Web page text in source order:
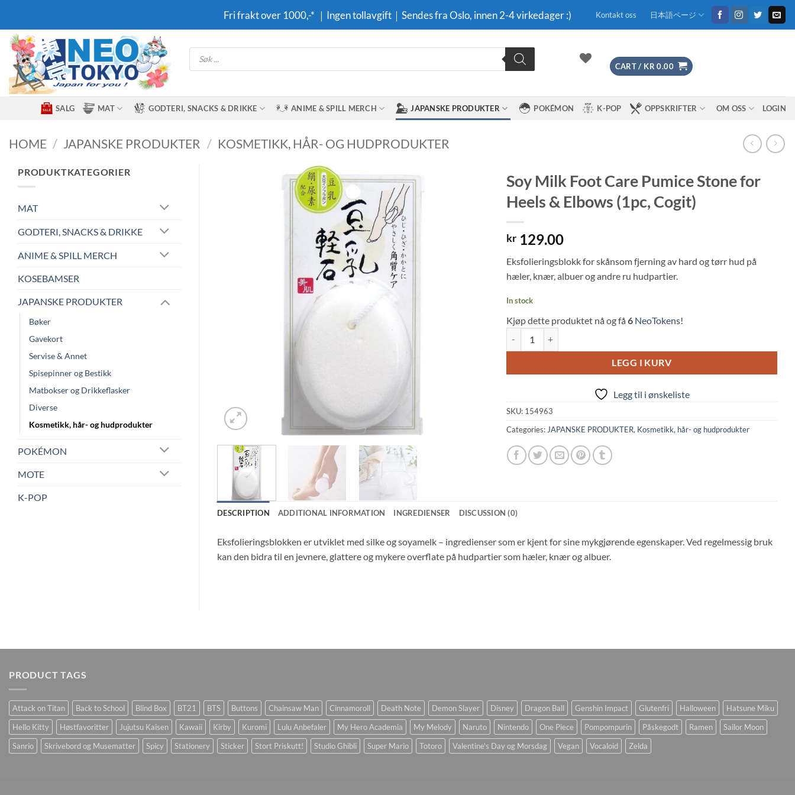
content
Fri frakt over 1000,-* ｜Ingen tollavgift｜Sendes fra Oslo, innen 2-4 virkedager :) Kontakt oss 日本語ページ
Products
search
CART / KR 0.00
SALG MAT GODTERI, SNACKS & DRIKKE ANIME & SPILL MERCH JAPANSKE PRODUKTER POKÉMON K-POP OPPSKRIFTER OM OSS LOGIN
HOME / JAPANSKE PRODUKTER / KOSMETIKK, HÅR- OG HUDPRODUKTER
PRODUKTKATEGORIER
MAT
GODTERI, SNACKS & DRIKKE
ANIME & SPILL MERCH
KOSEBAMSER
JAPANSKE PRODUKTER
Bøker
Gavekort
Servise & Annet
Spisepinner og Bestikk
Matbokser og Drikkeflasker
Diverse
Kosmetikk, hår- og hudprodukter
POKÉMON
MOTE
K-POP
Soy Milk Foot Care Pumice Stone for
Heels & Elbows (1pc, Cogit)
kr129.00
Eksfolieringsblokk for skånsom fjerning av hard og tørr hud på
hæler, knær, albuer og andre ru hudpartier.
In stock
Kjøp dette produktet nå og få 6NeoTokens!
LEGG I KURV
Legg til i ønskeliste
SKU: 154963
Categories: JAPANSKE PRODUKTER, Kosmetikk, hår- og hudprodukter
DESCRIPTION ADDITIONAL INFORMATION INGREDIENSER DISCUSSION (0)
Eksfolieringsblokken er utviklet med silke og soyamelk – ingredienser som er kjent for sine mykgjørende egenskaper. Ved regelmessig bruk
kan den bidra til en jevnere, glattere og mykere overflate på hudpartier som hæler, knær og albuer.
PRODUCT TAGS
Attack on Titan Back to School Blind Box BT21 BTS Buttons Chainsaw Man Cinnamoroll Death Note Demon Slayer Disney Dragon Ball Genshin Impact Glutenfri Halloween
Hatsune Miku
Hello Kitty
Høstfavoritter Jujutsu Kaisen Kawaii Kirby Kuromi Lulu Anbefaler My Hero Academia My Melody Naruto Nintendo One Piece Pompompurin Påskegodt Ramen
Sailor Moon
Sanrio
Skrivebord og Musematter Spicy Stationery Sticker Stort Priskutt! Studio Ghibli Super Mario Totoro Valentine's Day og Morsdag Vegan Vocaloid Zelda